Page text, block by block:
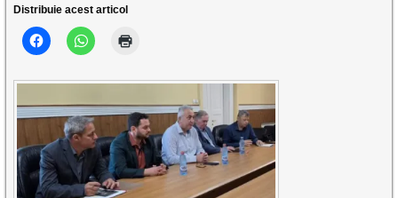
Distribuie acest articol